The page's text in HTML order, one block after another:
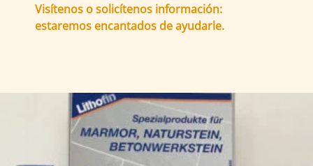
Visítenos o solicítenos información:
estaremos encantados de ayudarle.